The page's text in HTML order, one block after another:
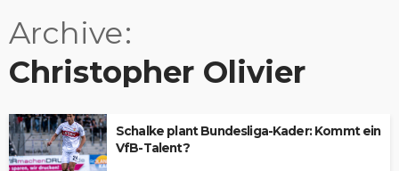
Archive
Christopher Olivier
Schalke plant Bundesliga-Kader: Kommt ein
VfB-Talent?